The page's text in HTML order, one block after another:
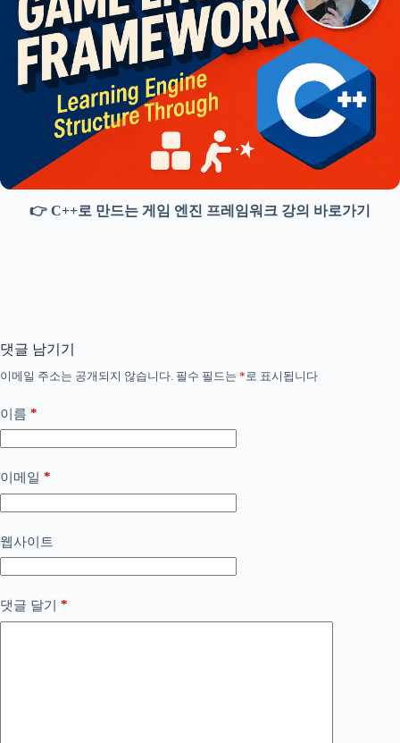
👉 C++로 만드는 게임 엔진 프레임워크 강의 바로가기
댓글 남기기
이메일 주소는 공개되지 않습니다. 필수 필드는 * 로 표시됩니다
이름 *
이메일 *
웹사이트
댓글 달기 *